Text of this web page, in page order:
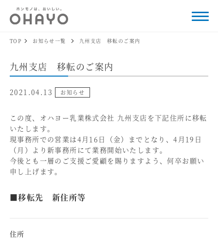
TOP お知らせ一覧 九州支店 移転のご案内
九州支店 移転のご案内
2021.04.13 お知らせ
この度、オハヨー乳業株式会社 九州支店を下記住所に移転
いたします。
現事務所での営業は4月16日（金）までとなり、4月19日
（月）より新事務所にて業務開始いたします。
今後とも一層のご支援ご愛顧を賜りますよう、何卒お願い
申し上げます。
■移転先 新住所等
住所